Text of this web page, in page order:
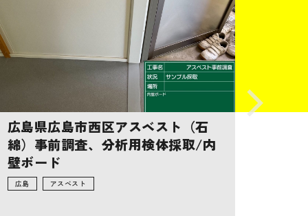
広島県広島市西区アスベスト（石
綿）事前調査、分析用検体採取/内
壁ボード
広島 アスベスト